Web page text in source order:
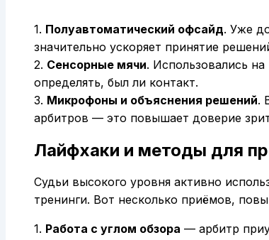
1. Полуавтоматический офсайд. Уже
значительно ускоряет принятие
2. Сенсорные мячи. Использовались
определять, был ли контакт.
3. Микрофоны и объяснения решений.
арбитров — это повышает доверие
Лайфхаки и методы для
Судьи высокого уровня активно
тренинги. Вот несколько приёмов,
1. Работа с углом обзора — арбитр